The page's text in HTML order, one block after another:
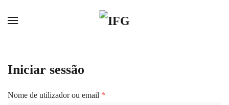
Iniciar sessão
Nome de utilizador ou email *